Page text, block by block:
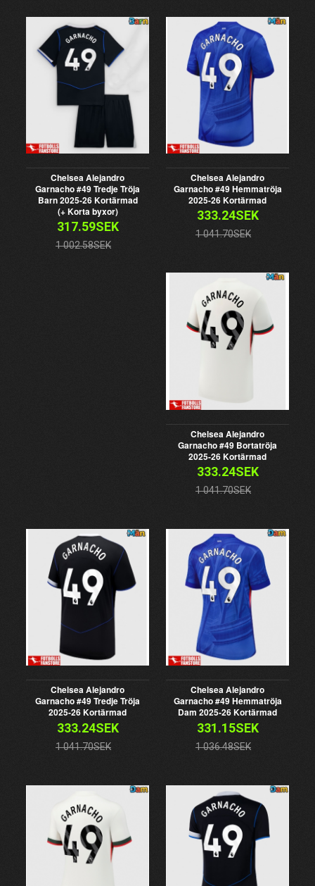
Chelsea Alejandro
Garnacho #49 Tredje Tröja
Barn 2025-26 Kortärmad
(+ Korta byxor)
317.59SEK
1 002.58SEK
Chelsea Alejandro
Garnacho #49 Hemmatröja
2025-26 Kortärmad
333.24SEK
1 041.70SEK
Chelsea Alejandro
Garnacho #49 Bortatröja
2025-26 Kortärmad
333.24SEK
1 041.70SEK
Chelsea Alejandro
Garnacho #49 Tredje Tröja
2025-26 Kortärmad
333.24SEK
1 041.70SEK
Chelsea Alejandro
Garnacho #49 Hemmatröja
Dam 2025-26 Kortärmad
331.15SEK
1 036.48SEK